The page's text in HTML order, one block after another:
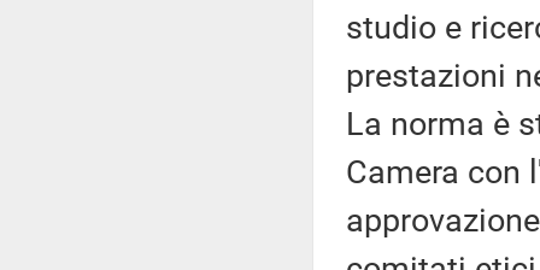
studio e
prestazioni
La norma è
Camera con